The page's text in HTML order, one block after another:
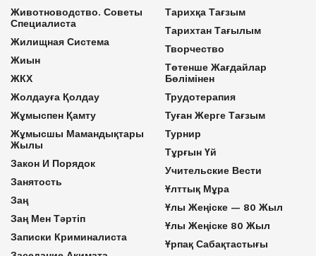
Животноводство. Советы
Специалиста
Жилищная Система
Жиын
ЖКХ
Жолдауға Қолдау
Жұмыспен Қамту
Жұмысшы Мамандықтары
Жылы
Закон И Порядок
Занятость
Заң
Заң Мен Тәртіп
Записки Криминалиста
Тарихқа Тағзым
Тарихтан Тағылым
Творчество
Төтенше Жағдайлар
Бөлімінен
Трудотерапия
Туған Жерге Тағзым
Турнир
Тұрғын Үй
Учительские Вести
Ұлттық Мұра
Ұлы Жеңіске — 80 Жыл
Ұлы Жеңіске 80 Жыл
Ұрпақ Сабақтастығы